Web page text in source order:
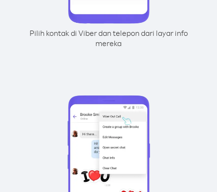
Pilih kontak di Viber dan telepon dari layar info
mereka